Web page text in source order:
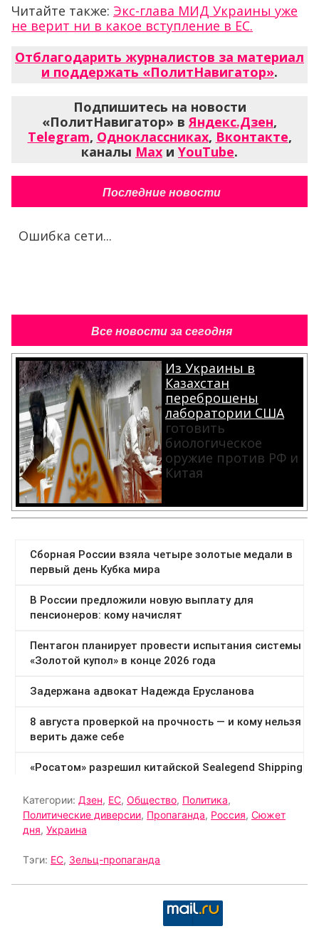
Читайте также: Экс-глава МИД Украины уже
не верит ни в какое вступление в ЕС.
Отблагодарить журналистов за материал
и поддержать «ПолитНавигатор».
Подпишитесь на новости
«ПолитНавигатор» в Яндекс.Дзен,
Telegram, Одноклассниках, Вконтакте,
каналы Max и YouTube.
Последние новости
Ошибка сети...
Все новости за сегодня
Из Украины в
Казахстан
переброшены
лаборатории США
готовить
биологическое
оружие против РФ и
Китая
Категории: Дзен, ЕС, Общество, Политика,
Политические диверсии, Пропаганда, Россия, Сюжет
дня, Украина
Тэги: ЕС, Зельц-пропаганда